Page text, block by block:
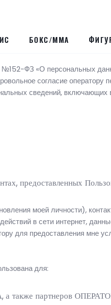
БОКС/ММА
№152-ФЗ «О персональных
согласие
сведений, включающих
предоставленных
моей личности),
в сети интернет,
для предоставления мне
для:
а также партнеров